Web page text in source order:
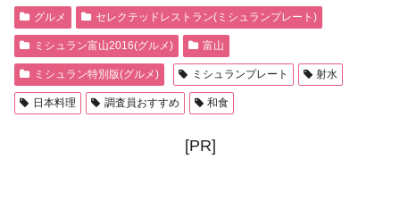
グルメ セレクテッドレストラン(ミシュランプレート)
ミシュラン富山2016(グルメ) 富山
ミシュラン特別版(グルメ) ミシュランプレート 射水
日本料理 調査員おすすめ 和食
[PR]